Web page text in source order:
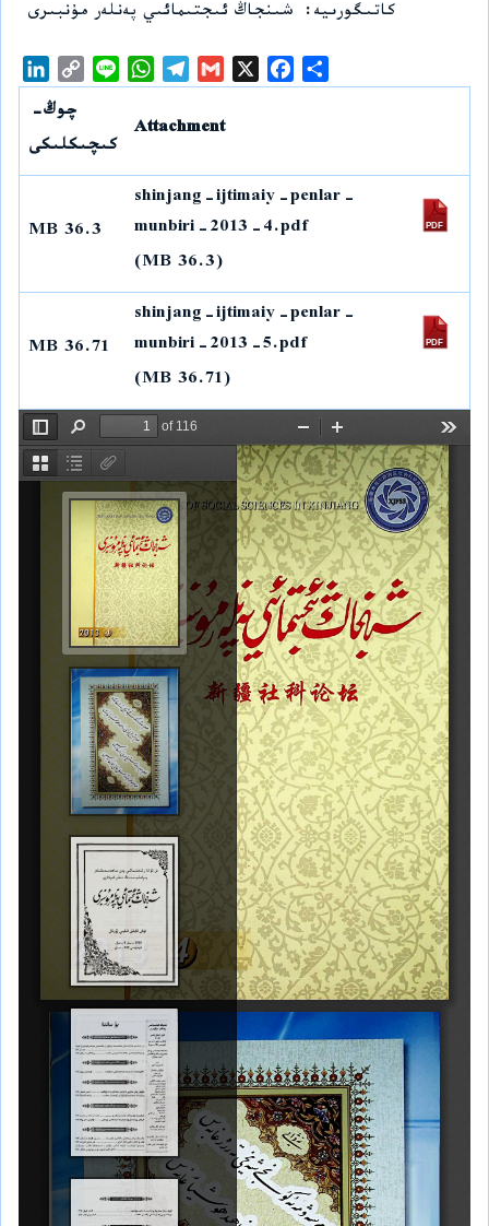
كاتىگورىيە شىنجاڭ ئىجتىمائىي پەنلەر مۇنبىرى
h
e
a
b
o
o
X
G
m
a
l
e
l
g
r
a
m
W
h
s
i
e
o
p
y
L
n
i
e
Attachment
چوڭ-
كىچىكلىكى
shinjang-ijtimaiy-penlar-
munbiri-2013-4.pdf
(36.3 MB)
36.3 MB
shinjang-ijtimaiy-penlar-
munbiri-2013-5.pdf
(36.71 MB)
36.71 MB